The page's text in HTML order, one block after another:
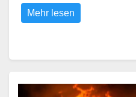
Mehr lesen